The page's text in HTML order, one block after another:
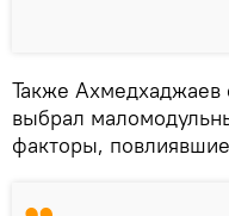
Также Ахмедхаджаев
выбрал
факторы,